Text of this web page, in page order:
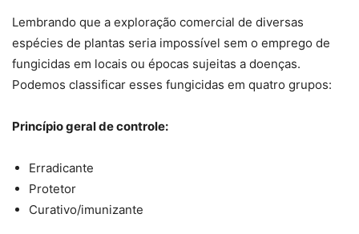
Lembrando que a exploração comercial de diversas
espécies de plantas seria impossível sem o emprego de
fungicidas em locais ou épocas sujeitas a doenças.
Podemos classificar esses fungicidas em quatro grupos:
Princípio geral de controle:
Erradicante
Protetor
Curativo/imunizante